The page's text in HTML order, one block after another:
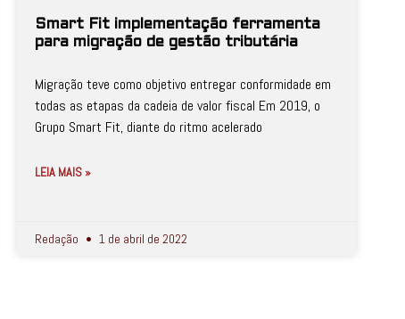
Smart Fit implementação ferramenta
para migração de gestão tributária
Migração teve como objetivo entregar conformidade em
todas as etapas da cadeia de valor fiscal Em 2019, o
Grupo Smart Fit, diante do ritmo acelerado
LEIA MAIS »
Redação 1 de abril de 2022